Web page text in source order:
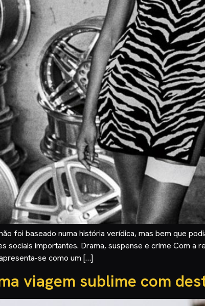
foi baseado numa história verídica, mas bem que
sociais importantes. Drama, suspense e crime Com a
se como um […]
viagem sublime com